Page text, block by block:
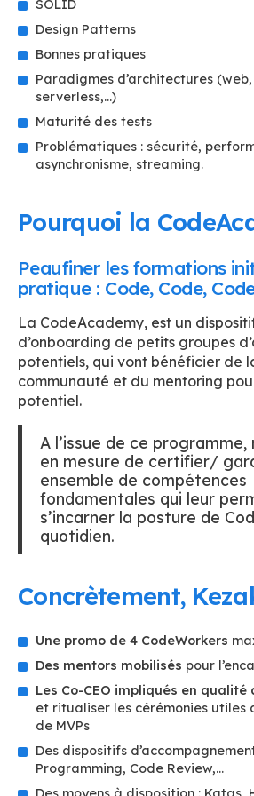
SOLID
Design Patterns
Bonnes pratiques
Paradigmes d’architectures
serverless,…)
Maturité des tests
Problématiques : sécurité,
asynchronisme, streaming.
Pourquoi la
Peaufiner les formations
pratique : Code, Code,
La CodeAcademy, est un
d’onboarding de petits groupes
potentiels, qui vont bénéficier de
communauté et du mentoring
potentiel.
A l’issue de ce programme,
en mesure de certifier/
ensemble de compétences
fondamentales qui leur
s’incarner la posture de
quotidien.
Concrètement,
Une promo de 4 CodeWorkers
Des mentors mobilisés pour
Les Co-CEO impliqués en qualité
et ritualiser les cérémonies utiles
de MVPs
Des dispositifs
Programming, Code Review,…